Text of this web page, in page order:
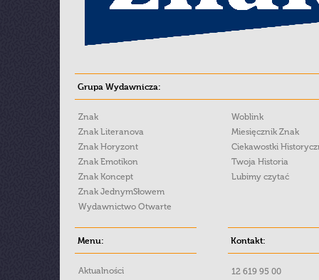
Grupa Wydawnicza:
Znak
Znak Literanova
Znak Horyzont
Znak Emotikon
Znak Koncept
Znak JednymSłowem
Wydawnictwo Otwarte
Woblink
Miesięcznik Znak
Ciekawostki
Twoja Historia
Lubimy czytać
Menu:
Aktualności
Kontakt:
12 619 95 00